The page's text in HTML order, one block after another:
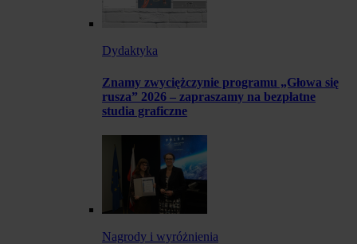
Dydaktyka
Znamy zwyciężczynie programu „Głowa się
rusza” 2026 – zapraszamy na bezpłatne
studia graficzne
Nagrody i wyróżnienia